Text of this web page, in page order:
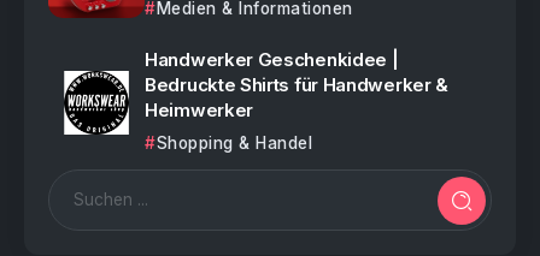
Medien & Informationen
Handwerker Geschenkidee |
Bedruckte Shirts für Handwerker &
Heimwerker
Shopping & Handel